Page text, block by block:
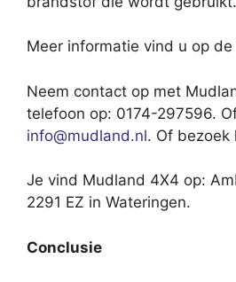
Meer informatie vind u op
Neem contact op met
telefoon op: 0174-297596.
info@mudland.nl. Of bezoek
Je vind Mudland 4X4 op:
2291 EZ in Wateringen.
Conclusie